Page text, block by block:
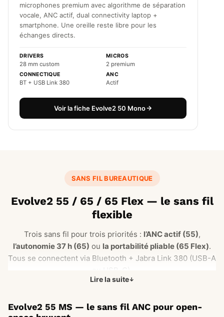
microphones premium avec algorithme de séparation
vocale, ANC actif, dual connectivity laptop +
smartphone. Une oreille reste libre pour les
échanges directs.
DRIVERS
28 mm custom
MICROS
2 premium
CONNECTIQUE
BT + USB Link 380
ANC
Actif
Voir la fiche Evolve2 50 Mono
SANS FIL BUREAUTIQUE
Evolve2 55 / 65 / 65 Flex — le sans fil
flexible
Trois sans fil pour trois priorités : l’ANC actif (55),
l’autonomie 37 h (65) ou la portabilité pliable (65 Flex).
Tous se connectent via Bluetooth + Jabra Link 380 (USB-A
Lire la suite
Evolve2 55 MS — le sans fil ANC pour open-